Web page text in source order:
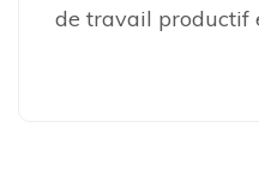
de travail productif